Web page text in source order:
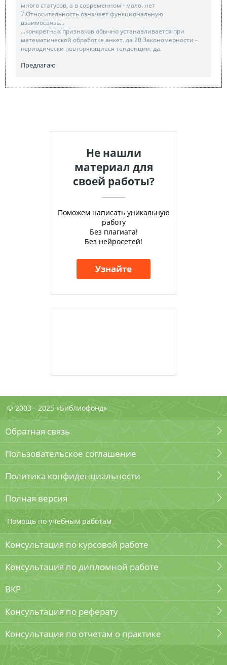
много статусов, а в современном - мало. нет
7.Относительность означает функциональную
взаимосвязь...
...конкретных признаков обычно устанавливается при
математической обработке анкет. да 20.Закономерности -
периодически повторяющиеся тенденции. да.
Предлагаю
Не нашли
материал для
своей работы?
Поможем написать уникальную
работу
Без плагиата!
Без нейросетей!
Узнайте
© 2003 - 2025 «Библиофонд»
Обратная связь
Пользовательское соглашение
Политика конфиденциальности
Полная версия
Помощь по учебным работам
Консультация по курсовой работе
Консультация по дипломной работе
ВКР
Консультация по реферату
Консультация по отчетам о практике